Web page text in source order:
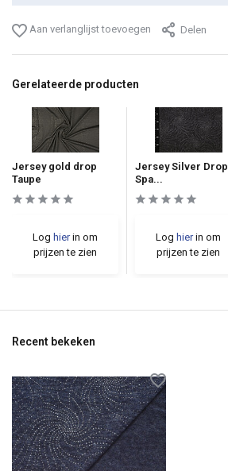
Aan verlanglijst toevoegen Delen
Gerelateerde producten
Jersey gold drop
Taupe
Log hierin om
prijzen te zien
Jersey Silver Drop
Spa...
Log hierin om
prijzen te zien
Recent bekeken